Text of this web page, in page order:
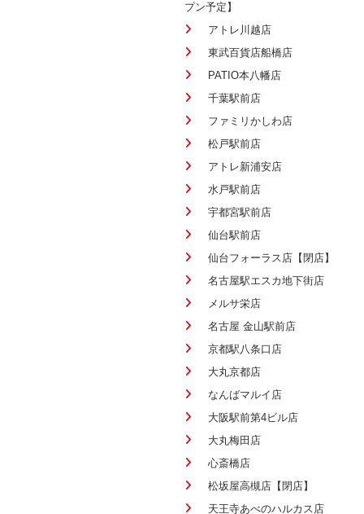
プン予定】
アトレ川越店
東武百貨店船橋店
PATIO本八幡店
千葉駅前店
ファミリかしわ店
松戸駅前店
アトレ新浦安店
水戸駅前店
宇都宮駅前店
仙台駅前店
仙台フォーラス店【閉店】
名古屋駅エスカ地下街店
メルサ栄店
名古屋 金山駅前店
京都駅八条口店
大丸京都店
なんばマルイ店
大阪駅前第4ビル店
大丸梅田店
心斎橋店
松坂屋高槻店【閉店】
天王寺あべのハルカス店